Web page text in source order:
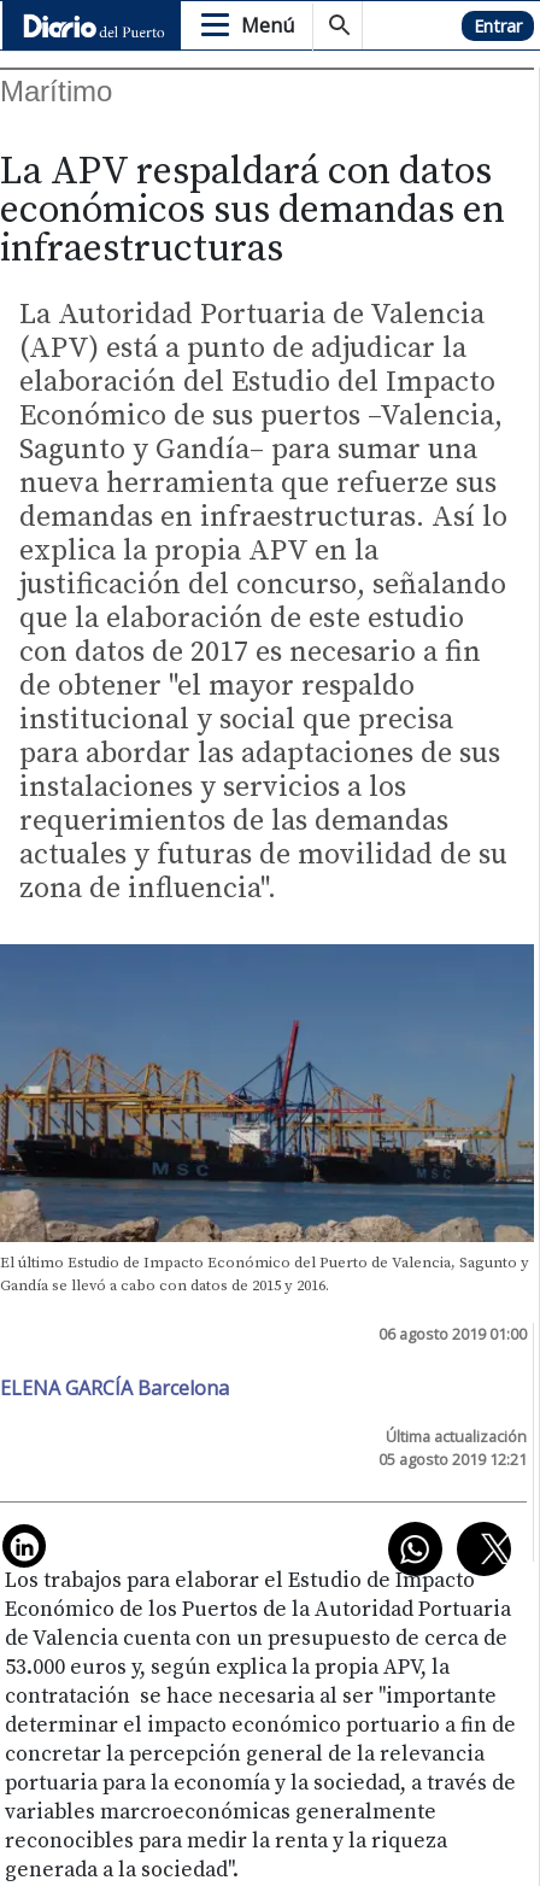
Menú Hemeroteca Entrar
Marítimo
La APV respaldará con datos
económicos sus demandas en
infraestructuras
La Autoridad Portuaria de Valencia
(APV) está a punto de adjudicar la
elaboración del Estudio del Impacto
Económico de sus puertos –Valencia,
Sagunto y Gandía– para sumar una
nueva herramienta que refuerze sus
demandas en infraestructuras. Así lo
explica la propia APV en la
justificación del concurso, señalando
que la elaboración de este estudio
con datos de 2017 es necesario a fin
de obtener "el mayor respaldo
institucional y social que precisa
para abordar las adaptaciones de sus
instalaciones y servicios a los
requerimientos de las demandas
actuales y futuras de movilidad de su
zona de influencia".
El último Estudio de Impacto Económico del Puerto de Valencia, Sagunto y
Gandía se llevó a cabo con datos de 2015 y 2016.
06 agosto 2019 01:00
ELENA GARCÍA Barcelona
Última actualización
05 agosto 2019 12:21
Los trabajos para elaborar el Estudio de Impacto
Económico de los Puertos de la Autoridad Portuaria
de Valencia cuenta con un presupuesto de cerca de
53.000 euros y, según explica la propia APV, la
contratación se hace necesaria al ser "importante
determinar el impacto económico portuario a fin de
concretar la percepción general de la relevancia
portuaria para la economía y la sociedad, a través de
variables marcroeconómicas generalmente
reconocibles para medir la renta y la riqueza
generada a la sociedad".